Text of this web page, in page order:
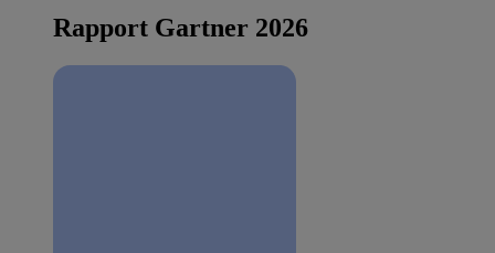
Rapport Gartner 2026